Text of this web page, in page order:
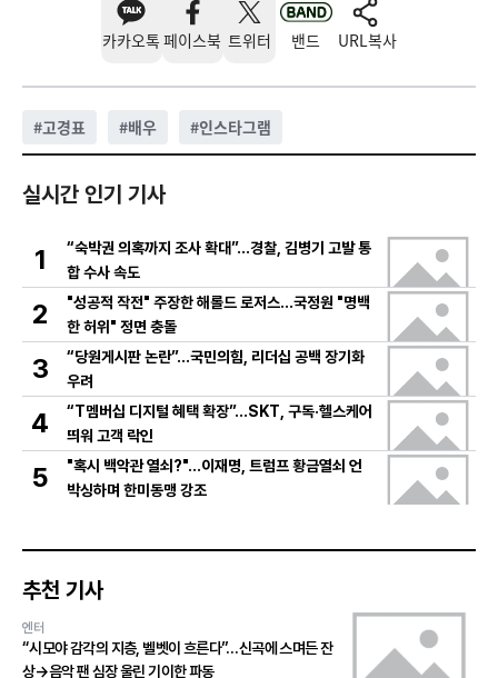
카카오톡 페이스북 트위터 밴드 URL복사
#고경표 #배우 #인스타그램
실시간 인기 기사
1
“숙박권 의혹까지 조사 확대”…경찰, 김병기 고발 통
합 수사 속도
2
"성공적 작전" 주장한 해롤드 로저스…국정원 "명백
한 허위" 정면 충돌
3
“당원게시판 논란”…국민의힘, 리더십 공백 장기화
우려
4
“T멤버십 디지털 혜택 확장”…SKT, 구독·헬스케어
띄워 고객 락인
5
"혹시 백악관 열쇠?"…이재명, 트럼프 황금열쇠 언
박싱하며 한미동맹 강조
추천 기사
엔터
“시모야 감각의 지층, 벨벳이 흐른다”…신곡에 스며든 잔
상→음악 팬 심장 울린 기이한 파동